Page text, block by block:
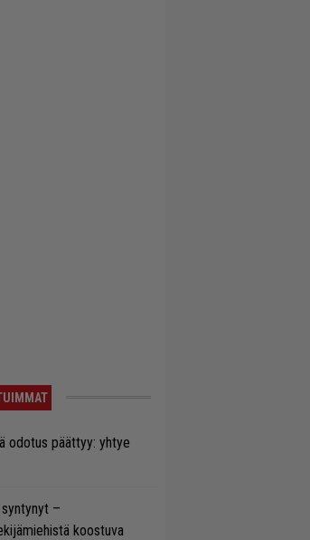
odotus päättyy: yhtye
syntynyt –
koostuva